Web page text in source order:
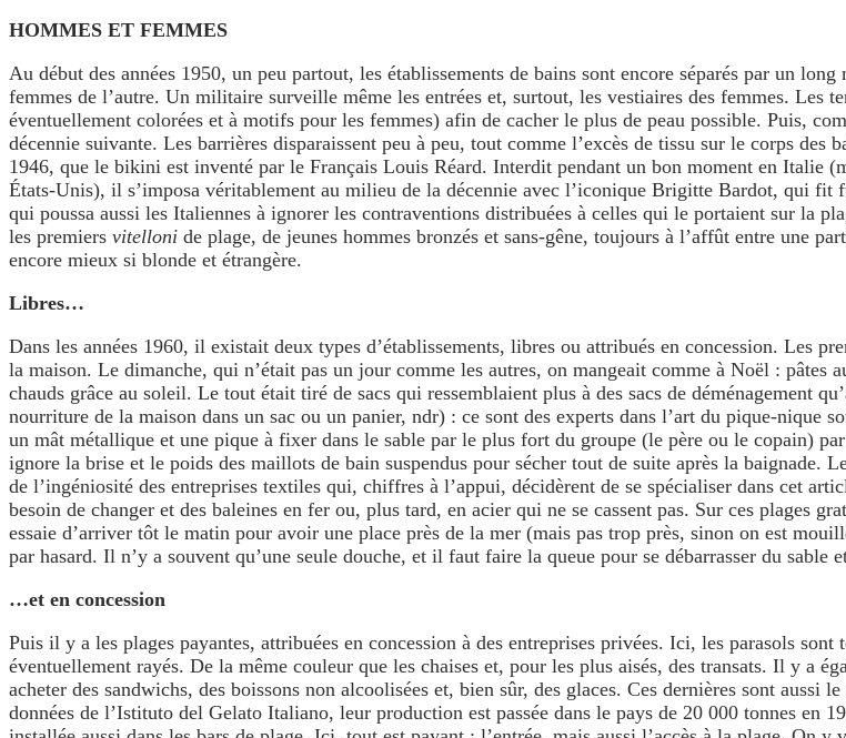
HOMMES ET FEMMES
Au début des années 1950, un peu partout, les établissements de bains sont encore séparés par un
femmes de l’autre. Un militaire surveille même les entrées et, surtout, les vestiaires des femmes. Les
éventuellement colorées et à motifs pour les femmes) afin de cacher le plus de peau possible. Puis,
décennie suivante. Les barrières disparaissent peu à peu, tout comme l’excès de tissu sur le corps des
1946, que le bikini est inventé par le Français Louis Réard. Interdit pendant un bon moment en Italie
États-Unis), il s’imposa véritablement au milieu de la décennie avec l’iconique Brigitte Bardot, qui fit
qui poussa aussi les Italiennes à ignorer les contraventions distribuées à celles qui le portaient sur la
les premiers vitelloni de plage, de jeunes hommes bronzés et sans-gêne, toujours à l’affût entre une
encore mieux si blonde et étrangère.
Libres…
Dans les années 1960, il existait deux types d’établissements, libres ou attribués en concession. Les
la maison. Le dimanche, qui n’était pas un jour comme les autres, on mangeait comme à Noël : pâtes
chauds grâce au soleil. Le tout était tiré de sacs qui ressemblaient plus à des sacs de déménagement
nourriture de la maison dans un sac ou un panier, ndr) : ce sont des experts dans l’art du pique-nique
un mât métallique et une pique à fixer dans le sable par le plus fort du groupe (le père ou le copain)
ignore la brise et le poids des maillots de bain suspendus pour sécher tout de suite après la
de l’ingéniosité des entreprises textiles qui, chiffres à l’appui, décidèrent de se spécialiser dans cet
besoin de changer et des baleines en fer ou, plus tard, en acier qui ne se cassent pas. Sur ces plages
essaie d’arriver tôt le matin pour avoir une place près de la mer (mais pas trop près, sinon on est
par hasard. Il n’y a souvent qu’une seule douche, et il faut faire la queue pour se débarrasser du sable
…et en concession
Puis il y a les plages payantes, attribuées en concession à des entreprises privées. Ici, les parasols
éventuellement rayés. De la même couleur que les chaises et, pour les plus aisés, des transats. Il y a
acheter des sandwichs, des boissons non alcoolisées et, bien sûr, des glaces. Ces dernières sont
données de l’Istituto del Gelato Italiano, leur production est passée dans le pays de 20 000 tonnes en